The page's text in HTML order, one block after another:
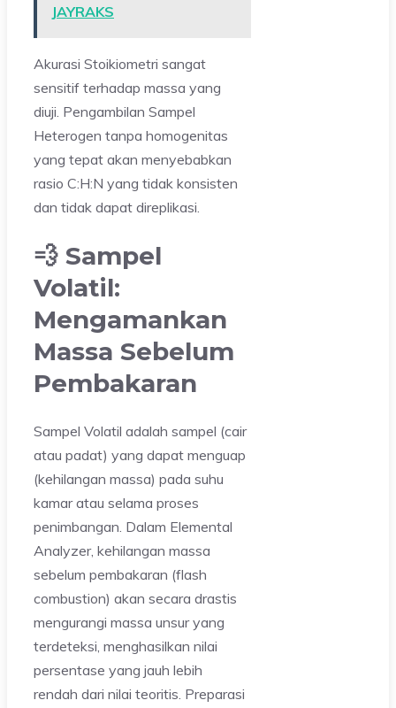
JAYRAKS
Akurasi Stoikiometri sangat
sensitif terhadap massa yang
diuji. Pengambilan Sampel
Heterogen tanpa homogenitas
yang tepat akan menyebabkan
rasio C:H:N yang tidak konsisten
dan tidak dapat direplikasi.
💨 Sampel
Volatil:
Mengamankan
Massa Sebelum
Pembakaran
Sampel Volatil adalah sampel (cair
atau padat) yang dapat menguap
(kehilangan massa) pada suhu
kamar atau selama proses
penimbangan. Dalam Elemental
Analyzer, kehilangan massa
sebelum pembakaran (flash
combustion) akan secara drastis
mengurangi massa unsur yang
terdeteksi, menghasilkan nilai
persentase yang jauh lebih
rendah dari nilai teoritis. Preparasi